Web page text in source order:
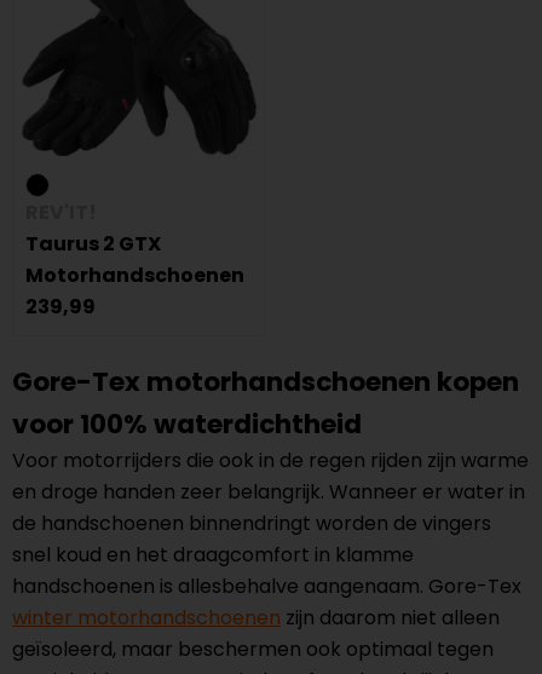
Taurus 2 GTX
Motorhandschoenen
239,99
Gore-Tex motorhandschoenen kopen
voor 100% waterdichtheid
Voor motorrijders die ook in de regen rijden zijn warme
en droge handen zeer belangrijk. Wanneer er water in
de handschoenen binnendringt worden de vingers
snel koud en het draagcomfort in klamme
handschoenen is allesbehalve aangenaam. Gore-Tex
winter motorhandschoenen zijn daarom niet alleen
geïsoleerd, maar beschermen ook optimaal tegen